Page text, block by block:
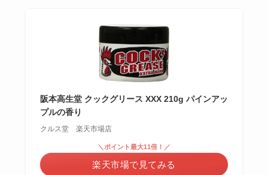
阪本高生堂 クックグリース XXX 210g パインアッ
プルの香り
クルス堂 楽天市場店
＼ポイント最大11倍！／
楽天市場で見てみる